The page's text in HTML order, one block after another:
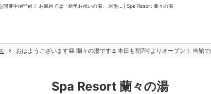
催中(#^^#)！ お風呂では「新年お祝いの湯」 岩盤... | Spa Resort 蘭々の湯
おはようございます😀 蘭々の湯です♨️ 本日も朝7時よりオープン！ 当館
Spa Resort 蘭々の湯